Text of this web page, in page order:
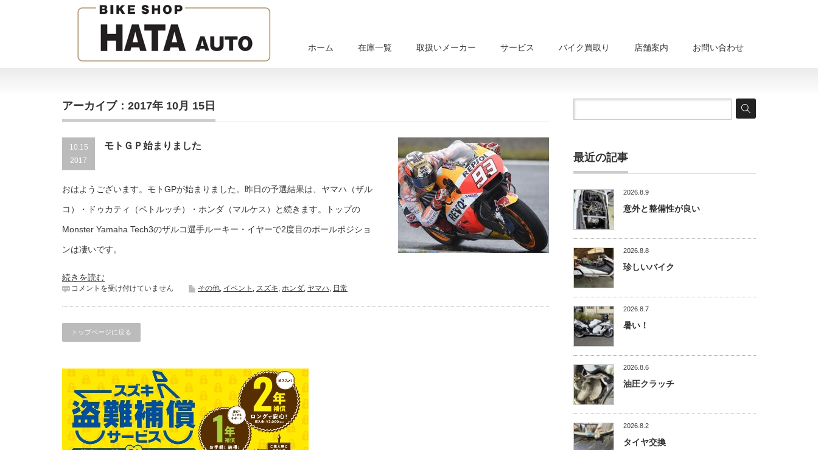
ホーム 在庫一覧 取扱いメーカー サービス バイク買取り 店舗案内 お問い合わせ
アーカイブ：2017年 10月 15日
10.15
2017
モトＧＰ始まりました
おはようございます。モトGPが始まりました。昨日の予選結果は、ヤマハ（ザル
コ）・ドゥカティ（ペトルッチ）・ホンダ（マルケス）と続きます。トップの
Monster Yamaha Tech3のザルコ選手ルーキー・イヤーで2度目のポールポジショ
ンは凄いです。
続きを読む
モ
Ｇ
始
し
は
コメントを受け付けていません その他, イベント , スズキ, ホンダ, ヤマハ, 日常
トップページに戻る
最近の記事
2026.8.9
意外と整備性が良い
2026.8.8
珍しいバイク
2026.8.7
暑い！
2026.8.6
油圧クラッチ
2026.8.2
タイヤ交換